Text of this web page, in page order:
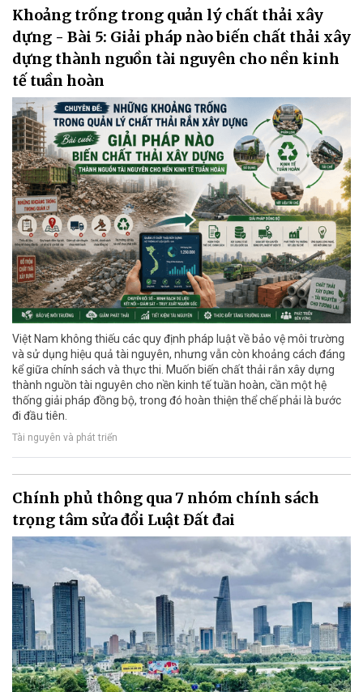
Khoảng trống trong quản lý chất thải xây
dựng - Bài 5: Giải pháp nào biến chất thải xây
dựng thành nguồn tài nguyên cho nền kinh
tế tuần hoàn
Việt Nam không thiếu các quy định pháp luật về bảo vệ môi trường
và sử dụng hiệu quả tài nguyên, nhưng vẫn còn khoảng cách đáng
kể giữa chính sách và thực thi. Muốn biến chất thải rắn xây dựng
thành nguồn tài nguyên cho nền kinh tế tuần hoàn, cần một hệ
thống giải pháp đồng bộ, trong đó hoàn thiện thể chế phải là bước
đi đầu tiên.
Tài nguyên và phát triển
Chính phủ thông qua 7 nhóm chính sách
trọng tâm sửa đổi Luật Đất đai